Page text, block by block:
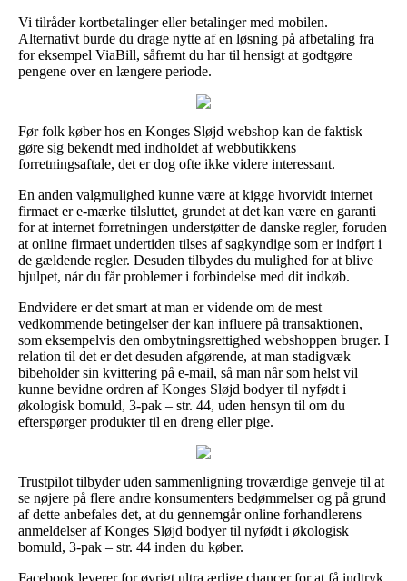
Vi tilråder kortbetalinger eller betalinger med mobilen.
Alternativt burde du drage nytte af en løsning på afbetaling fra
for eksempel ViaBill, såfremt du har til hensigt at godtgøre
pengene over en længere periode.
Før folk køber hos en Konges Sløjd webshop kan de faktisk
gøre sig bekendt med indholdet af webbutikkens
forretningsaftale, det er dog ofte ikke videre interessant.
En anden valgmulighed kunne være at kigge hvorvidt internet
firmaet er e-mærke tilsluttet, grundet at det kan være en garanti
for at internet forretningen understøtter de danske regler, foruden
at online firmaet undertiden tilses af sagkyndige som er indført i
de gældende regler. Desuden tilbydes du mulighed for at blive
hjulpet, når du får problemer i forbindelse med dit indkøb.
Endvidere er det smart at man er vidende om de mest
vedkommende betingelser der kan influere på transaktionen,
som eksempelvis den ombytningsrettighed webshoppen bruger. I
relation til det er det desuden afgørende, at man stadigvæk
bibeholder sin kvittering på e-mail, så man når som helst vil
kunne bevidne ordren af Konges Sløjd bodyer til nyfødt i
økologisk bomuld, 3-pak – str. 44, uden hensyn til om du
efterspørger produkter til en dreng eller pige.
Trustpilot tilbyder uden sammenligning troværdige genveje til at
se nøjere på flere andre konsumenters bedømmelser og på grund
af dette anbefales det, at du gennemgår online forhandlerens
anmeldelser af Konges Sløjd bodyer til nyfødt i økologisk
bomuld, 3-pak – str. 44 inden du køber.
Facebook leverer for øvrigt ultra ærlige chancer for at få indtryk